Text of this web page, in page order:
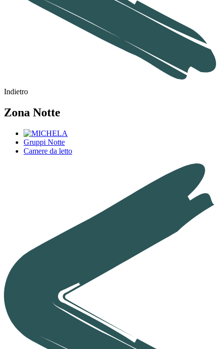
Indietro
Zona Notte
Gruppi Notte
Camere da letto